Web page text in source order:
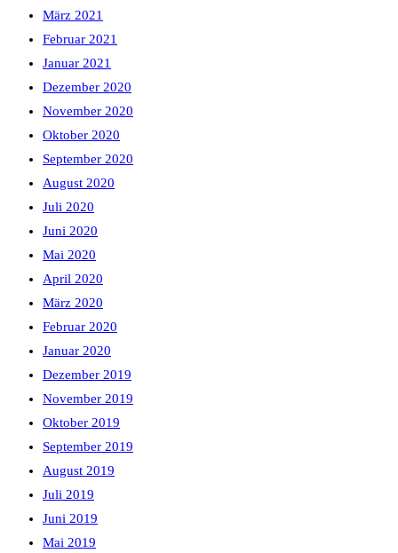
März 2021
Februar 2021
Januar 2021
Dezember 2020
November 2020
Oktober 2020
September 2020
August 2020
Juli 2020
Juni 2020
Mai 2020
April 2020
März 2020
Februar 2020
Januar 2020
Dezember 2019
November 2019
Oktober 2019
September 2019
August 2019
Juli 2019
Juni 2019
Mai 2019